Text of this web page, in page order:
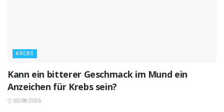
KREBS
Kann ein bitterer Geschmack im Mund ein
Anzeichen für Krebs sein?
03/08/2026